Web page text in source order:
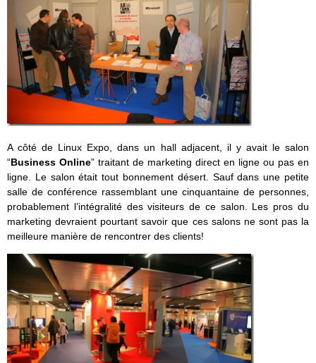
A côté de Linux Expo, dans un hall adjacent, il y avait le salon
“Business Online” traitant de marketing direct en ligne ou pas en
ligne. Le salon était tout bonnement désert. Sauf dans une petite
salle de conférence rassemblant une cinquantaine de personnes,
probablement l’intégralité des visiteurs de ce salon. Les pros du
marketing devraient pourtant savoir que ces salons ne sont pas la
meilleure manière de rencontrer des clients!